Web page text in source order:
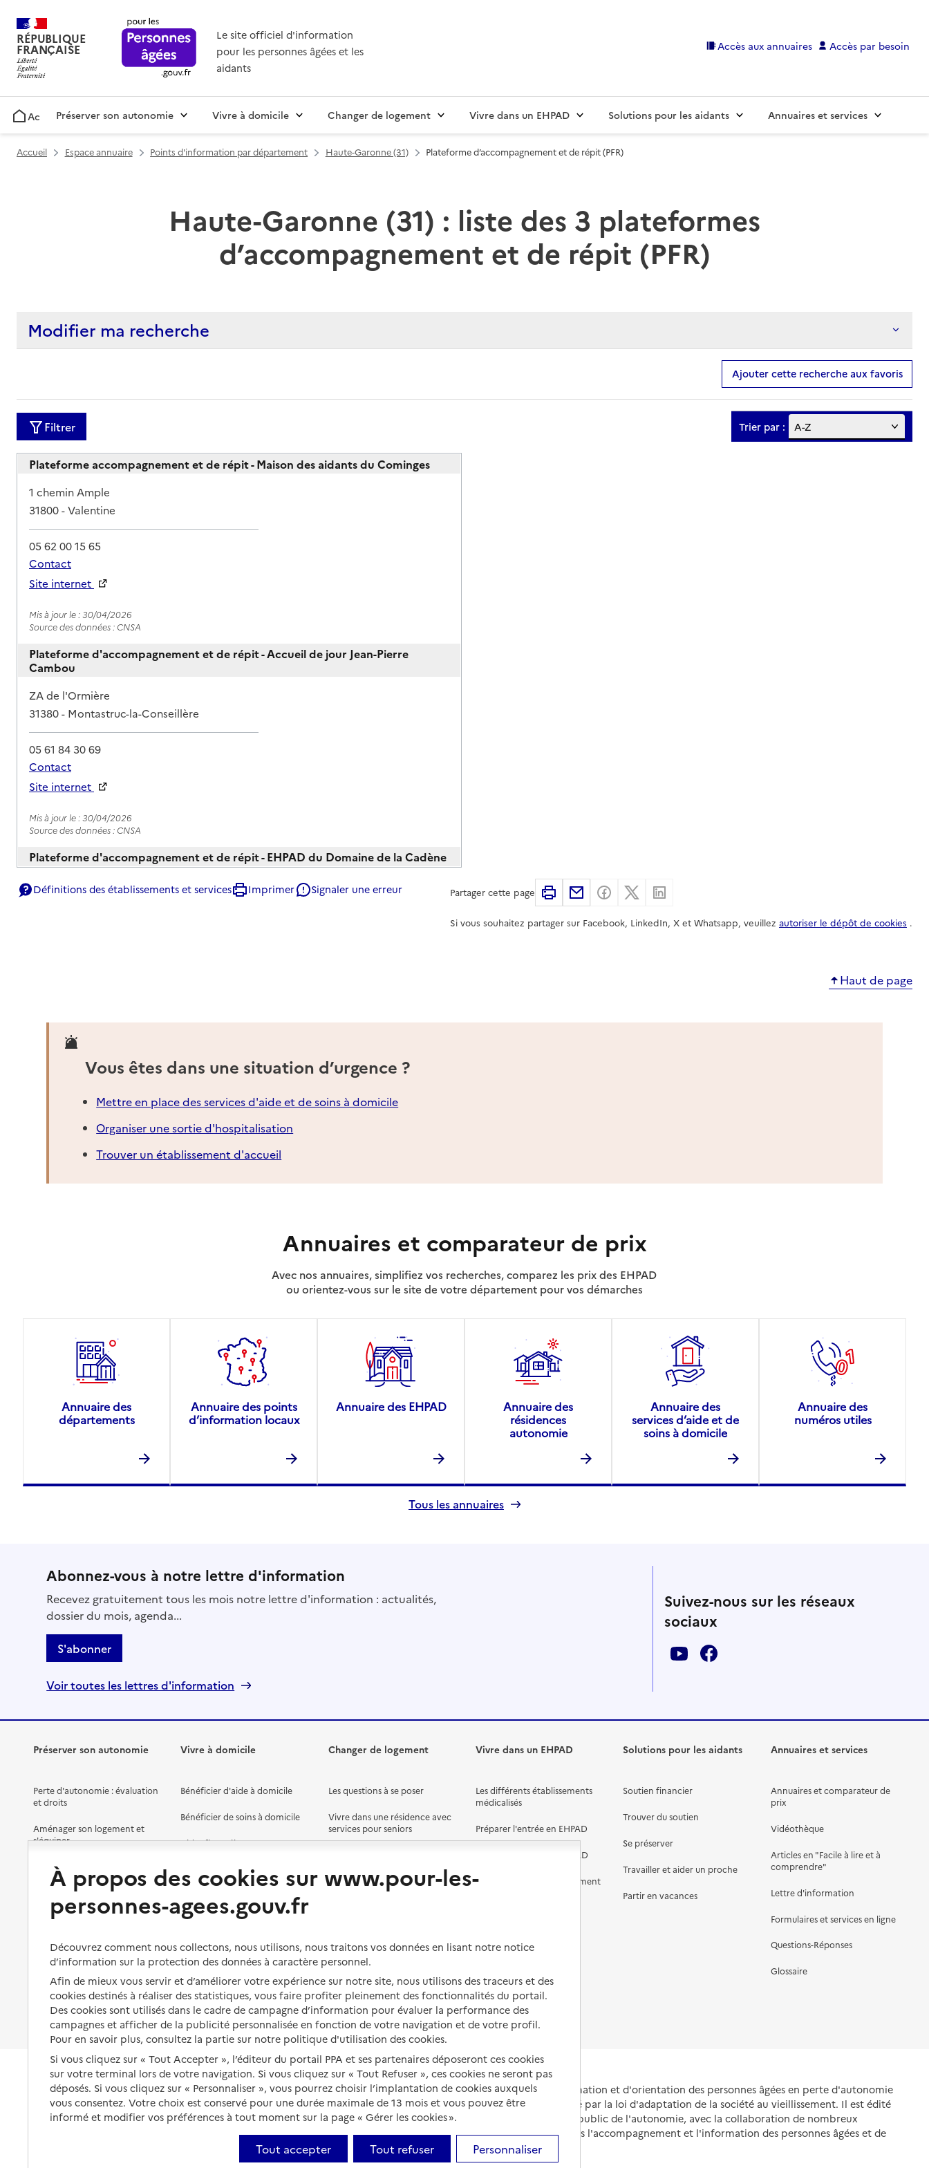
RÉPUBLIQUE
FRANÇAISE
Le site officiel d'information
pour les personnes âgées et les
aidants
Accès aux annuaires Accès par besoin
AccueilPréserver son autonomie Vivre à domicile Changer de logement Vivre dans un EHPAD Solutions pour les aidants Annuaires et services
Accueil Espace annuaire Points d'information par département Haute-Garonne (31) Plateforme d’accompagnement et de répit (PFR)
Haute-Garonne (31) : liste des 3 plateformes
d’accompagnement et de répit (PFR)
Modifier ma recherche
Ajouter cette recherche aux favoris
Filtrer Trier par :
Plateforme accompagnement et de répit - Maison des aidants du Cominges
Adresse
1 chemin Ample
31800-Valentine
05 62 00 15 65
Contact
Site internet
Mis à jour le : 30/04/2026
Source des données : CNSA
Plateforme d'accompagnement et de répit - Accueil de jour Jean-Pierre
Cambou
Adresse
ZA de l'Ormière
31380- Montastruc-la-Conseillère
05 61 84 30 69
Contact
Site internet
Mis à jour le : 30/04/2026
Source des données : CNSA
Plateforme d'accompagnement et de répit - EHPAD du Domaine de la Cadène
Adresse
15 impasse de la Cadène
Définitions des établissements et services Imprimer Signaler une erreur Partager cette page ImprimerPartager par email
Partager sur Facebook
Partager sur X
Si vous souhaitez partager sur Facebook, LinkedIn, X et Whatsapp, veuillez autoriser le dépôt de cookies .
Haut de page
Vous êtes dans une situation d’urgence ?
Mettre en place des services d'aide et de soins à domicile
Organiser une sortie d'hospitalisation
Trouver un établissement d'accueil
Annuaires et comparateur de prix
Avec nos annuaires, simplifiez vos recherches, comparez les prix des EHPAD
ou orientez-vous sur le site de votre département pour vos démarches
Annuaire des
départements
Annuaire des points
d’information locaux
Annuaire des EHPAD
Annuaire des
résidences
autonomie
Annuaire des
services d’aide et de
soins à domicile
Annuaire des
numéros utiles
Tous les annuaires
Abonnez-vous à notre lettre d'information
Recevez gratuitement tous les mois notre lettre d'information : actualités,
dossier du mois, agenda...
S'abonner
Voir toutes les lettres d'information
Suivez-nous sur les réseaux
sociaux
Préserver son autonomie
Perte d'autonomie : évaluation
et droits
Aménager son logement et
s'équiper
Préserver son autonomie et sa
santé
Organiser à l'avance sa propre
protection
Les mesures de protection
Les obligations de la famille
À qui s’adresser ?
Les politiques du grand âge
Vivre à domicile
Bénéficier d'aide à domicile
Bénéficier de soins à domicile
Aides financières
Solutions d'accueil temporaire
Vivre à domicile avec une
Être hospitalisé
Fin de vie à domicile
Changer de logement
Les questions à se poser
Vivre dans une résidence avec
services pour seniors
Vivre en accueil familial
Vivre dans un EHPAD
Les différents établissements
médicalisés
Préparer l'entrée en EHPAD
Aides financières en EHPAD
Prévention, accompagnement
Fin de vie en EHPAD
Solutions pour les aidants
Soutien financier
Trouver du soutien
Se préserver
Travailler et aider un proche
Partir en vacances
Annuaires et services
Annuaires et comparateur de
prix
Vidéothèque
Articles en "Facile à lire et à
comprendre"
Lettre d'information
Formulaires et services en ligne
Questions-Réponses
Glossaire
Portail national d'information et d'orientation des personnes âgées en perte d'autonomie
et de leurs proches, créé par la loi d'adaptation de la société au vieillissement. Il est édité
et animé par le Service public de l'autonomie, avec la collaboration de nombreux
partenaires engagés dans l'accompagnement et l'information des personnes âgées et de
leurs aidants.
À propos des cookies sur www.pour-les-
personnes-agees.gouv.fr
Découvrez comment nous collectons, nous utilisons, nous traitons vos données en lisant notre notice
d’information sur la protection des données à caractère personnel.
Afin de mieux vous servir et d’améliorer votre expérience sur notre site, nous utilisons des traceurs et des
cookies destinés à réaliser des statistiques, vous faire profiter pleinement des fonctionnalités du portail.
Des cookies sont utilisés dans le cadre de campagne d’information pour évaluer la performance des
campagnes et afficher de la publicité personnalisée en fonction de votre navigation et de votre profil.
Pour en savoir plus, consultez la partie sur notre politique d'utilisation des cookies.
Si vous cliquez sur « Tout Accepter », l’éditeur du portail PPA et ses partenaires déposeront ces cookies
sur votre terminal lors de votre navigation. Si vous cliquez sur « Tout Refuser », ces cookies ne seront pas
déposés. Si vous cliquez sur « Personnaliser », vous pourrez choisir l’implantation de cookies auxquels
vous consentez. Votre choix est conservé pour une durée maximale de 13 mois et vous pouvez être
informé et modifier vos préférences à tout moment sur la page « Gérer les cookies ».
Tout accepter Tout refuser Personnaliser